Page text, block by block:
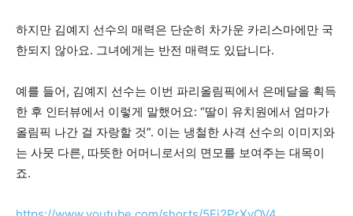
하지만 김예지 선수의 매력은 단순히 차가운 카리스마에만 국
한되지 않아요. 그녀에게는 반전 매력도 있답니다.
예를 들어, 김예지 선수는 이번 파리올림픽에서 은메달을 획득
한 후 인터뷰에서 이렇게 말했어요: “딸이 유치원에서 엄마가
올림픽 나간 걸 자랑할 것”. 이는 냉철한 사격 선수의 이미지와
는 사뭇 다른, 따뜻한 어머니로서의 면모를 보여주는 대목이
죠.